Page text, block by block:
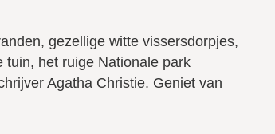
gezellige witte vissersdorpjes,
tuin, het ruige Nationale park
Agatha Christie. Geniet van